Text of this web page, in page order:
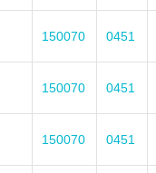
150070 0451
150070 0451
150070 0451